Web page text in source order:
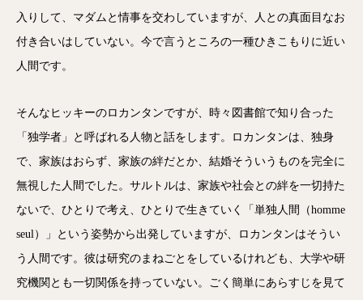
入りして、マダムと情事を交わしていますが、人との真面目なお
付き合いはしていない。今で言うところの一種ひきこもりに近い
人間です。
そんなヒッキーのロカンタンですが、時々図書館で知り合った
「独学者」と呼ばれる人物と話をします。ロカンタンは、独身
で、家族はおらず、家族の絆だとか、結婚そういうものを完全に
無視した人間でした。サルトルは、家族や社会との絆を一切持た
ないで、ひとりで考え、ひとりで生きていく「単独人間（homme
seul）」という姿勢から出発していますが、ロカンタンはそうい
う人間です。彼は研究のまねごとをしているけれども、大学や研
究機関とも一切関係を持っていない。ごく簡単にあらすじを見て